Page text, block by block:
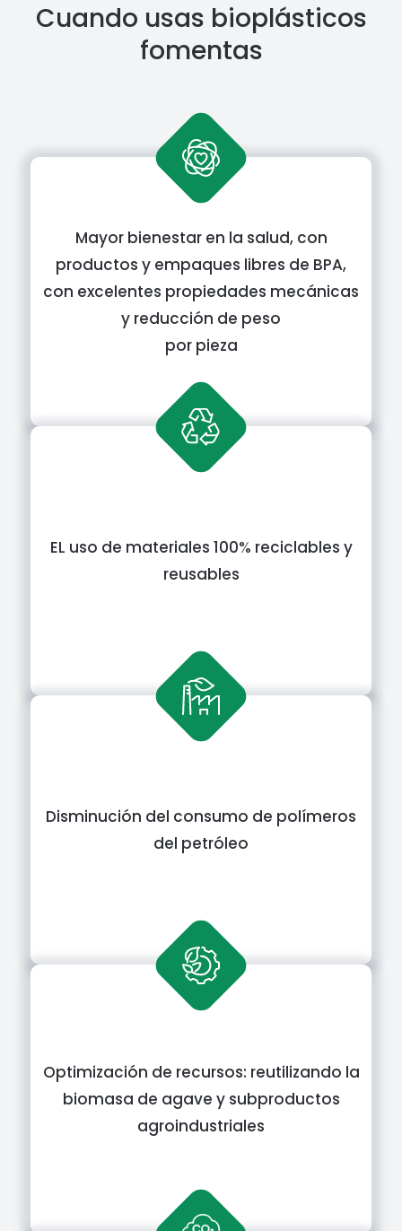
Cuando usas bioplásticos
fomentas
Mayor bienestar en la salud, con
productos y empaques libres de BPA,
con excelentes propiedades mecánicas
y reducción de peso
por pieza
EL uso de materiales 100% reciclables y
reusables
Disminución del consumo de polímeros
del petróleo
Optimización de recursos: reutilizando la
biomasa de agave y subproductos
agroindustriales